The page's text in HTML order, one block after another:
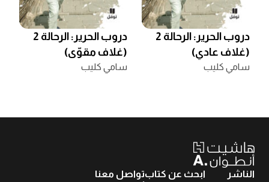
دروب الحرير: الرحالة 2
(غلاف عادي)
سامي كليب
دروب الحرير: الرحالة 2
(غلاف مقوّى)
سامي كليب
الناشر ابحث عن كتابتواصل معنا